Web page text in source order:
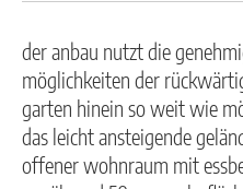
der anbau nutzt die
möglichkeiten der
garten hinein so weit wie
das leicht ansteigende
offener wohnraum mit